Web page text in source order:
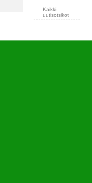
Kaikki
uutisotsikot